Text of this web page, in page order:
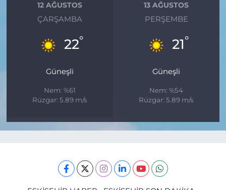
12 AĞUSTOS
ÇARŞAMBA
22°
Güneşli
Nem: %61
Rüzgar: 5.89 m/s
13 AĞUSTOS
PERŞEMBE
21°
Güneşli
Nem: %54
Rüzgar: 5.89 m/s